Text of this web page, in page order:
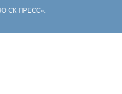
СК ПРЕСС».